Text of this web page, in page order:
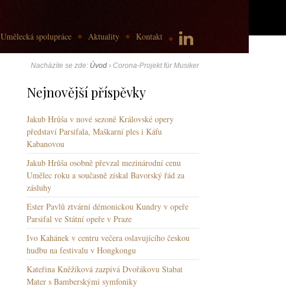
Umělecká spolupráce Aktuality Kontakt
Nacházíte se zde: Úvod › Corona-Projekt für Musiker
Nejnovější příspěvky
Jakub Hrůša v nové sezoně Královské opery
představí Parsifala, Maškarní ples i Káťu
Kabanovou
Jakub Hrůša osobně převzal mezinárodní cenu
Umělec roku a současně získal Bavorský řád za
zásluhy
Ester Pavlů ztvární démonickou Kundry v opeře
Parsifal ve Státní opeře v Praze
Ivo Kahánek v centru večera oslavujícího českou
hudbu na festivalu v Hongkongu
Kateřina Kněžíková zazpívá Dvořákovu Stabat
Mater s Bamberskými symfoniky